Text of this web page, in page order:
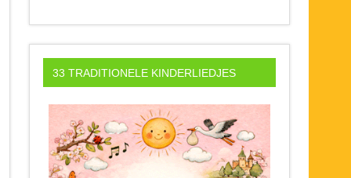
33 TRADITIONELE KINDERLIEDJES